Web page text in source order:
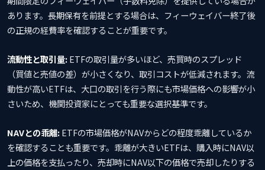
あります。長期保有を前提とする場合は、フィーウェイバー終了後
の正規の経費率を確認することが重要です。
流動性と取引量:ETFの取引量が多いほど、売買時のスプレッド
（買値と売値の差）が小さくなり、取引コストが低減されます。流
動性が高いETFは、大口の取引を行う際にも市場価格への影響が小
さいため、機関投資家にとっても重要な選択基準です。
NAVとの乖離:ETFの市場価格がNAVからどの程度乖離しているか
を確認することも重要です。乖離が大きいETFは、購入時にNAV以
上の価格を支払ったり、売却時にNAV以下の価格で売却したりする